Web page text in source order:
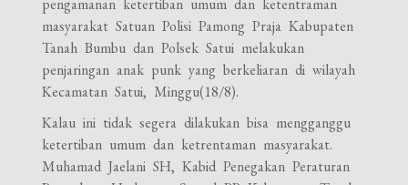
masyarakat Satuan Polisi Pamong Praja Kabupaten
Tanah Bumbu dan Polsek Satui melakukan
penjaringan anak punk yang berkeliaran di wilayah
Kecamatan Satui, Minggu(18/8).
Kalau ini tidak segera dilakukan bisa mengganggu
ketertiban umum dan ketrentaman masyarakat.
Muhamad Jaelani SH, Kabid Penegakan Peraturan